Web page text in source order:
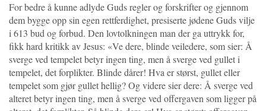
For bedre å kunne adlyde Guds regler og forskrifter og gjennom
dem bygge opp sin egen rettferdighet, presiserte jødene Guds vilje
i 613 bud og forbud. Den lovtolkningen man der ga uttrykk for,
fikk hard kritikk av Jesus: «Ve dere, blinde veiledere, som sier: Å
sverge ved tempelet betyr ingen ting, men å sverge ved gullet i
tempelet, det forplikter. Blinde dårer! Hva er størst, gullet eller
tempelet som gjør gullet hellig? Og videre sier dere: Å sverge ved
alteret betyr ingen ting, men å sverge ved offergaven som ligger på